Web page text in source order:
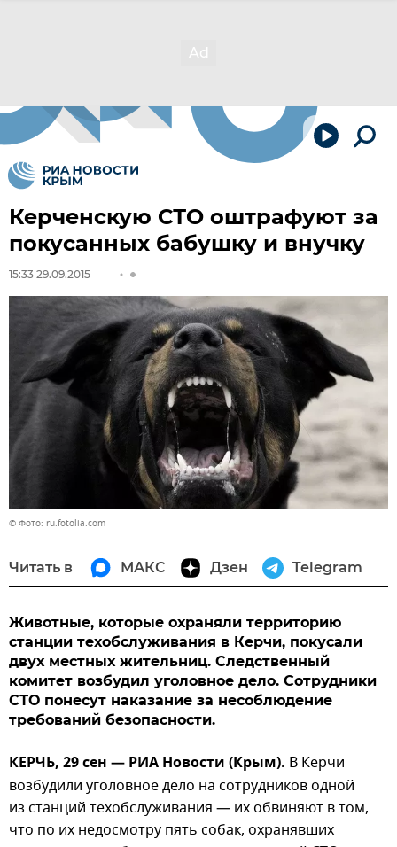
Керченскую СТО оштрафуют за
покусанных бабушку и внучку
15:33 29.09.2015
© Фото: ru.fotolia.com
Читать в МАКС Дзен Telegram
Животные, которые охраняли территорию
станции техобслуживания в Керчи, покусали
двух местных жительниц. Следственный
комитет возбудил уголовное дело. Сотрудники
СТО понесут наказание за несоблюдение
требований безопасности.
КЕРЧЬ, 29 сен — РИА Новости (Крым). В Керчи
возбудили уголовное дело на сотрудников одной
из станций техобслуживания — их обвиняют в том,
что по их недосмотру пять собак, охранявших